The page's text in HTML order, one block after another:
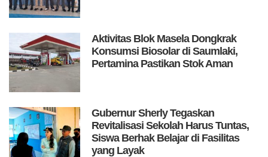
Aktivitas Blok Masela Dongkrak
Konsumsi Biosolar di Saumlaki,
Pertamina Pastikan Stok Aman
Gubernur Sherly Tegaskan
Revitalisasi Sekolah Harus Tuntas,
Siswa Berhak Belajar di Fasilitas
yang Layak